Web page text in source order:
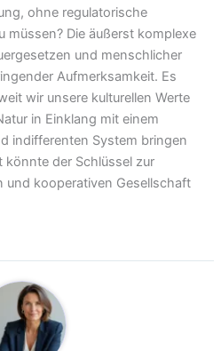
ohne regulatorische
müssen? Die äußerst komplexe
und menschlicher
Aufmerksamkeit. Es
wir unsere kulturellen Werte
in Einklang mit einem
indifferenten System bringen
könnte der Schlüssel zur
und kooperativen Gesellschaft